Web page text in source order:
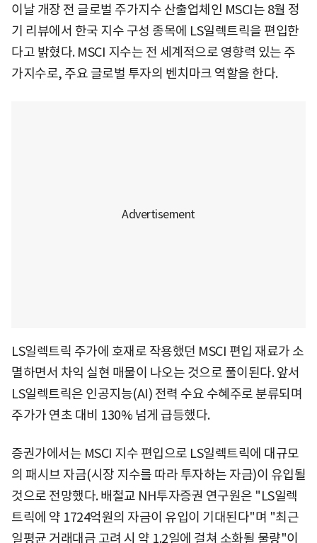
이날 개장 전 글로벌 주가지수 산출업체인 MSCI는 8월 정
기 리뷰에서 한국 지수 구성 종목에 LS일렉트릭을 편입한
다고 밝혔다. MSCI 지수는 전 세계적으로 영향력 있는 주
가지수로, 주요 글로벌 투자의 벤치마크 역할을 한다.
LS일렉트릭 주가에 호재로 작용했던 MSCI 편입 재료가 소
멸하면서 차익 실현 매물이 나오는 것으로 풀이된다. 앞서
LS일렉트릭은 인공지능(AI) 전력 수요 수혜주로 분류되며
주가가 연초 대비 130% 넘게 급등했다.
증권가에서는 MSCI 지수 편입으로 LS일렉트릭에 대규모
의 패시브 자금(시장 지수를 따라 투자하는 자금)이 유입될
것으로 전망했다. 배철교 NH투자증권 연구원은 "LS일렉
트릭에 약 1724억원의 자금이 유입이 기대된다"며 "최근
일평균 거래대금 고려 시 약 1.2일에 걸쳐 소화될 물량"이